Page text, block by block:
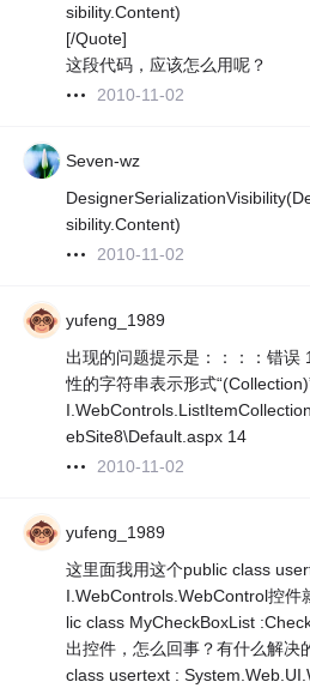
sibility.Content)
[/Quote]
这段代码，应该怎么用呢？
2010-11-02
Seven-wz
sibility.Content)
2010-11-02
yufeng_1989
出现的问题提示是：：：：错误
性的字符串表示形式
ebSite8\Default.aspx 14
2010-11-02
yufeng_1989
这里面我用这个public class
I.WebControls.WebControl控件
lic class MyCheckBoxList
出控件，怎么回事？有什么解决
class usertext :